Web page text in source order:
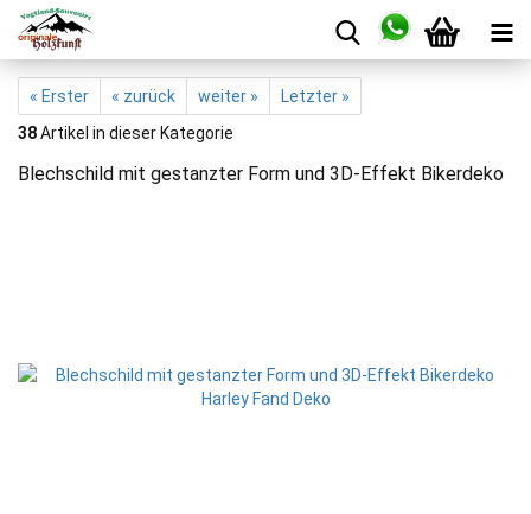
« Erster « zurück weiter »
Letzter »
38Artikel in dieser Kategorie
Blechschild mit gestanzter Form und 3D-Effekt Bikerdeko